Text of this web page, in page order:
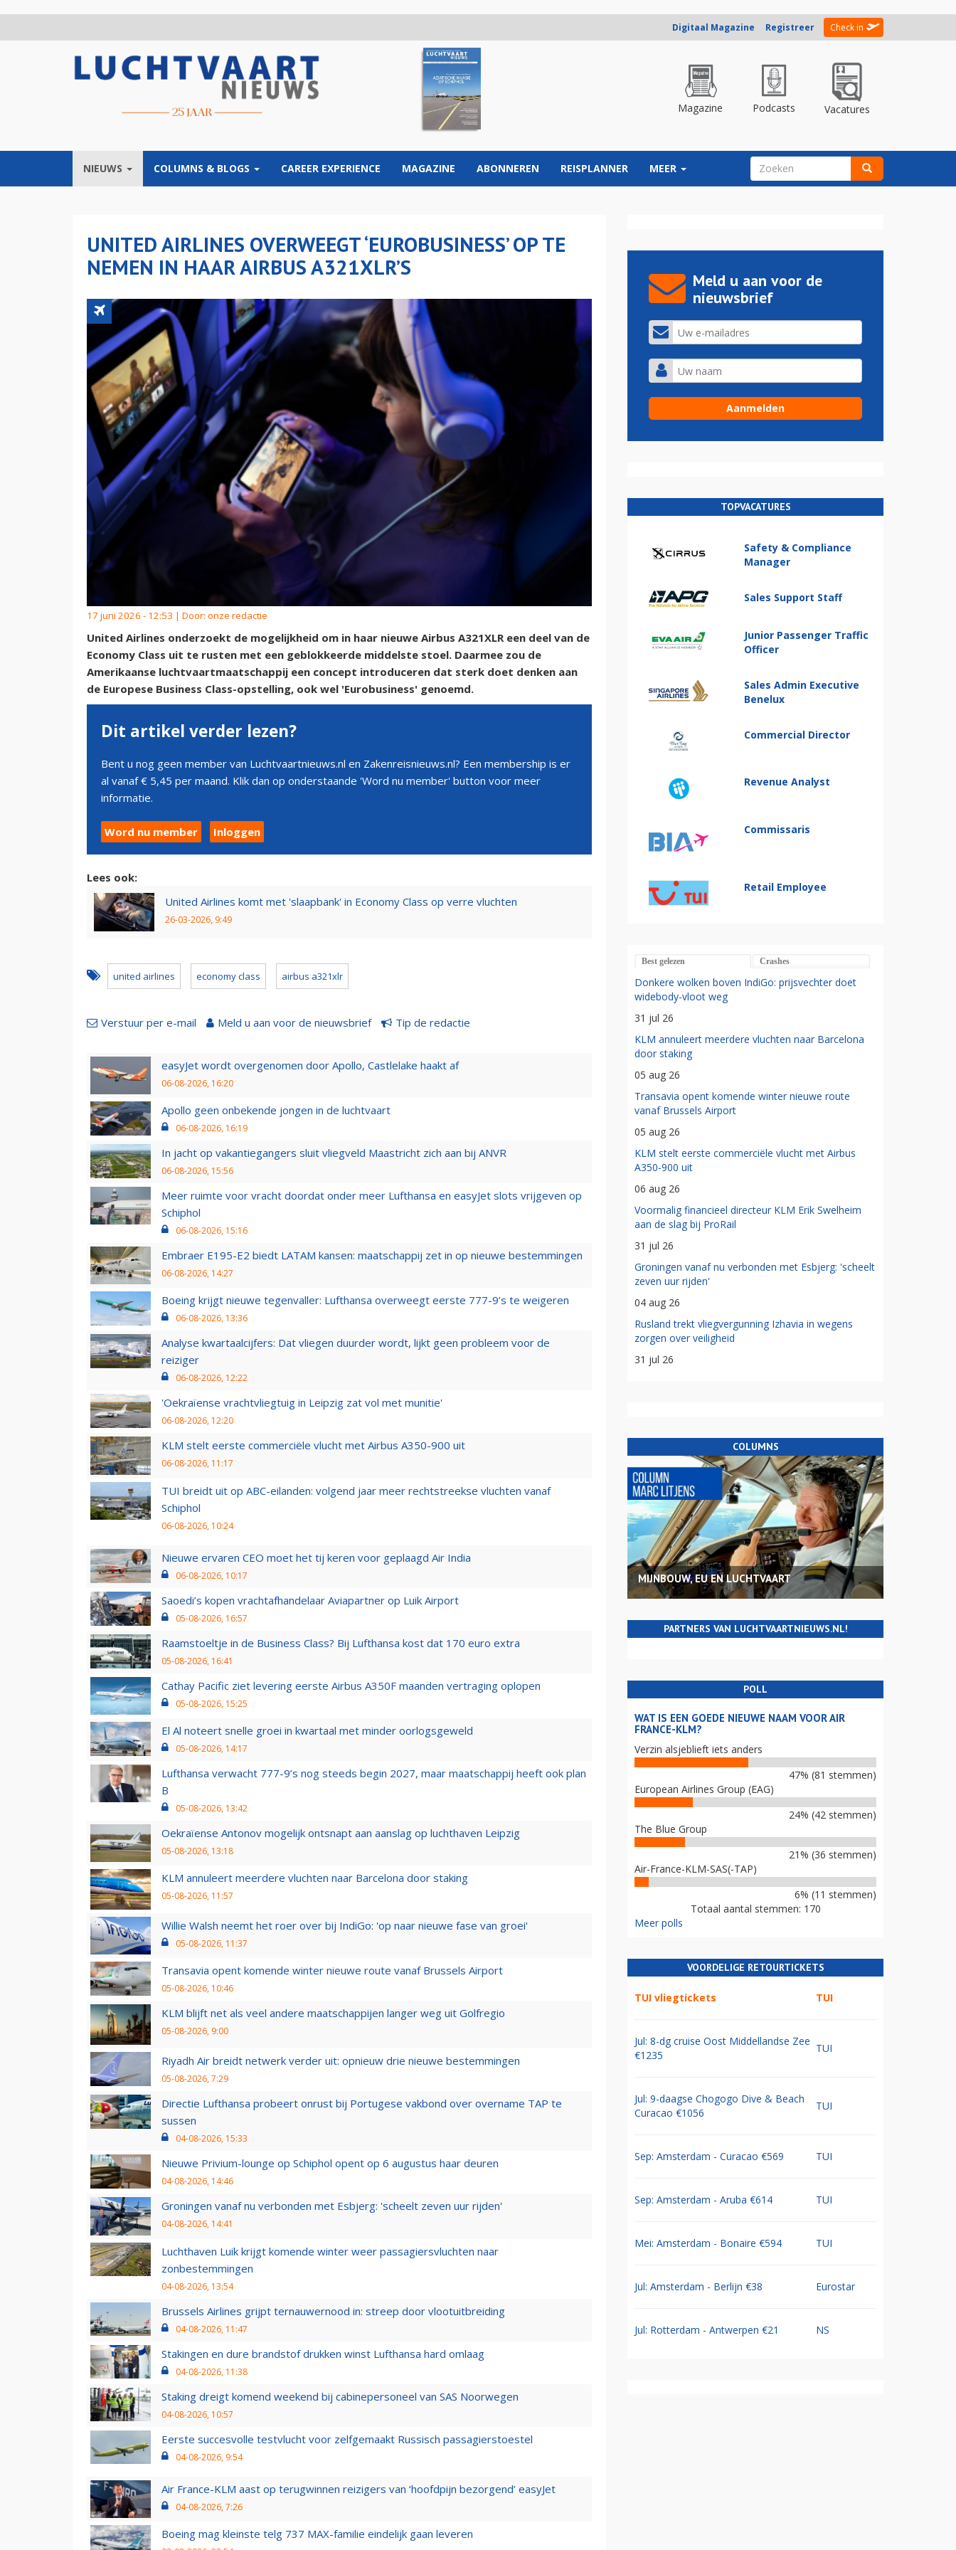
Digitaal Magazine Registreer Check in
Magazine Podcasts Vacatures
NIEUWS COLUMNS & BLOGS CAREER EXPERIENCE MAGAZINE ABONNEREN REISPLANNER MEER ZOEKVELD
UNITED AIRLINES OVERWEEGT ‘EUROBUSINESS’ OP TE
NEMEN IN HAAR AIRBUS A321XLR’S
17 juni 2026 - 12:53 | Door: onze redactie
United Airlines onderzoekt de mogelijkheid om in haar nieuwe Airbus A321XLR een deel van de
Economy Class uit te rusten met een geblokkeerde middelste stoel. Daarmee zou de
Amerikaanse luchtvaartmaatschappij een concept introduceren dat sterk doet denken aan
de Europese Business Class-opstelling, ook wel 'Eurobusiness' genoemd.
Dit artikel verder lezen?
Bent u nog geen member van Luchtvaartnieuws.nl en Zakenreisnieuws.nl? Een membership is er
al vanaf € 5,45 per maand. Klik dan op onderstaande 'Word nu member' button voor meer
informatie.
Word nu member Inloggen
Lees ook:
United Airlines komt met 'slaapbank' in Economy Class op verre vluchten
26-03-2026, 9:49
united airlines economy class airbus a321xlr
Verstuur per e-mail Meld u aan voor de nieuwsbrief Tip de redactie
easyJet wordt overgenomen door Apollo, Castlelake haakt af
06-08-2026, 16:20
Apollo geen onbekende jongen in de luchtvaart
06-08-2026, 16:19
In jacht op vakantiegangers sluit vliegveld Maastricht zich aan bij ANVR
06-08-2026, 15:56
Meer ruimte voor vracht doordat onder meer Lufthansa en easyJet slots vrijgeven op
Schiphol
06-08-2026, 15:16
Embraer E195-E2 biedt LATAM kansen: maatschappij zet in op nieuwe bestemmingen
06-08-2026, 14:27
Boeing krijgt nieuwe tegenvaller: Lufthansa overweegt eerste 777-9’s te weigeren
06-08-2026, 13:36
Analyse kwartaalcijfers: Dat vliegen duurder wordt, lijkt geen probleem voor de
reiziger
06-08-2026, 12:22
'Oekraïense vrachtvliegtuig in Leipzig zat vol met munitie'
06-08-2026, 12:20
KLM stelt eerste commerciële vlucht met Airbus A350-900 uit
06-08-2026, 11:17
TUI breidt uit op ABC-eilanden: volgend jaar meer rechtstreekse vluchten vanaf
Schiphol
06-08-2026, 10:24
Nieuwe ervaren CEO moet het tij keren voor geplaagd Air India
06-08-2026, 10:17
Saoedi’s kopen vrachtafhandelaar Aviapartner op Luik Airport
05-08-2026, 16:57
Raamstoeltje in de Business Class? Bij Lufthansa kost dat 170 euro extra
05-08-2026, 16:41
Cathay Pacific ziet levering eerste Airbus A350F maanden vertraging oplopen
05-08-2026, 15:25
El Al noteert snelle groei in kwartaal met minder oorlogsgeweld
05-08-2026, 14:17
Lufthansa verwacht 777-9’s nog steeds begin 2027, maar maatschappij heeft ook plan
B
05-08-2026, 13:42
Oekraïense Antonov mogelijk ontsnapt aan aanslag op luchthaven Leipzig
05-08-2026, 13:18
KLM annuleert meerdere vluchten naar Barcelona door staking
05-08-2026, 11:57
Willie Walsh neemt het roer over bij IndiGo: 'op naar nieuwe fase van groei'
05-08-2026, 11:37
Transavia opent komende winter nieuwe route vanaf Brussels Airport
05-08-2026, 10:46
KLM blijft net als veel andere maatschappijen langer weg uit Golfregio
05-08-2026, 9:00
Riyadh Air breidt netwerk verder uit: opnieuw drie nieuwe bestemmingen
05-08-2026, 7:29
Directie Lufthansa probeert onrust bij Portugese vakbond over overname TAP te
sussen
04-08-2026, 15:33
Nieuwe Privium-lounge op Schiphol opent op 6 augustus haar deuren
04-08-2026, 14:46
Groningen vanaf nu verbonden met Esbjerg: 'scheelt zeven uur rijden'
04-08-2026, 14:41
Luchthaven Luik krijgt komende winter weer passagiersvluchten naar
zonbestemmingen
04-08-2026, 13:54
Brussels Airlines grijpt ternauwernood in: streep door vlootuitbreiding
04-08-2026, 11:47
Stakingen en dure brandstof drukken winst Lufthansa hard omlaag
04-08-2026, 11:38
Staking dreigt komend weekend bij cabinepersoneel van SAS Noorwegen
04-08-2026, 10:57
Eerste succesvolle testvlucht voor zelfgemaakt Russisch passagierstoestel
04-08-2026, 9:54
Air France-KLM aast op terugwinnen reizigers van ‘hoofdpijn bezorgend’ easyJet
04-08-2026, 7:26
Boeing mag kleinste telg 737 MAX-familie eindelijk gaan leveren
Meld u aan voor de
nieuwsbrief
TOPVACATURES
Safety & Compliance
Manager
Sales Support Staff
Junior Passenger Traffic
Officer
Sales Admin Executive
Benelux
Commercial Director
Revenue Analyst
Commissaris
Retail Employee
Best gelezen Crashes
Donkere wolken boven IndiGo: prijsvechter doet
widebody-vloot weg
31 jul 26
KLM annuleert meerdere vluchten naar Barcelona
door staking
05 aug 26
Transavia opent komende winter nieuwe route
vanaf Brussels Airport
05 aug 26
KLM stelt eerste commerciële vlucht met Airbus
A350-900 uit
06 aug 26
Voormalig financieel directeur KLM Erik Swelheim
aan de slag bij ProRail
31 jul 26
Groningen vanaf nu verbonden met Esbjerg: 'scheelt
zeven uur rijden'
04 aug 26
Rusland trekt vliegvergunning Izhavia in wegens
zorgen over veiligheid
31 jul 26
COLUMNS
MIJNBOUW, EU EN LUCHTVAART
PARTNERS VAN LUCHTVAARTNIEUWS.NL!
POLL
WAT IS EEN GOEDE NIEUWE NAAM VOOR AIR
FRANCE-KLM?
Verzin alsjeblieft iets anders
47% (81 stemmen)
European Airlines Group (EAG)
24% (42 stemmen)
The Blue Group
21% (36 stemmen)
Air-France-KLM-SAS(-TAP)
6% (11 stemmen)
Totaal aantal stemmen: 170
Meer polls
VOORDELIGE RETOURTICKETS
TUI vliegtickets TUI
Jul: 8-dg cruise Oost Middellandse Zee
€1235
TUI
Jul: 9-daagse Chogogo Dive & Beach
Curacao €1056
TUI
Sep: Amsterdam - Curacao €569 TUI
Sep: Amsterdam - Aruba €614 TUI
Mei: Amsterdam - Bonaire €594 TUI
Jul: Amsterdam - Berlijn €38 Eurostar
Jul: Rotterdam - Antwerpen €21 NS